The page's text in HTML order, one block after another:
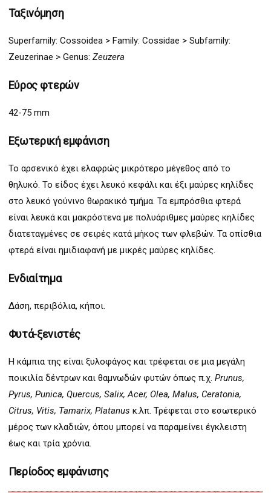
Ταξινόμηση
Superfamily: Cossoidea > Family: Cossidae > Subfamily:
Zeuzerinae > Genus: Zeuzera
Εύρος φτερών
42-75 mm
Εξωτερική εμφάνιση
Το αρσενικό έχει ελαφρώς μικρότερο μέγεθος από το
θηλυκό. Το είδος έχει λευκό κεφάλι και έξι μαύρες κηλίδες
στο λευκό γούνινο θωρακικό τμήμα. Τα εμπρόσθια φτερά
είναι λευκά και μακρόστενα με πολυάριθμες μαύρες κηλίδες
διατεταγμένες σε σειρές κατά μήκος των φλεβών. Τα οπίσθια
φτερά είναι ημιδιαφανή με μικρές μαύρες κηλίδες.
Ενδιαίτημα
Δάση, περιβόλια, κήποι.
Φυτά-ξενιστές
Η κάμπια της είναι ξυλοφάγος και τρέφεται σε μια μεγάλη
ποικιλία δέντρων και θαμνωδών φυτών όπως π.χ. Prunus,
Pyrus, Punica, Quercus, Salix, Acer, Olea, Malus, Ceratonia,
Citrus, Vitis, Tamarix, Platanus κ.λπ. Τρέφεται στο εσωτερικό
μέρος των κλαδιών, όπου μπορεί να παραμείνει έγκλειστη
έως και τρία χρόνια.
Περίοδος εμφάνισης